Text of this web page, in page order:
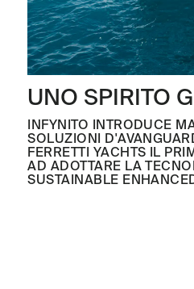
UNO SPIRITO
INFYNITO INTRODUCE
SOLUZIONI
FERRETTI YACHTS IL
AD ADOTTARE LA
SUSTAINABLE